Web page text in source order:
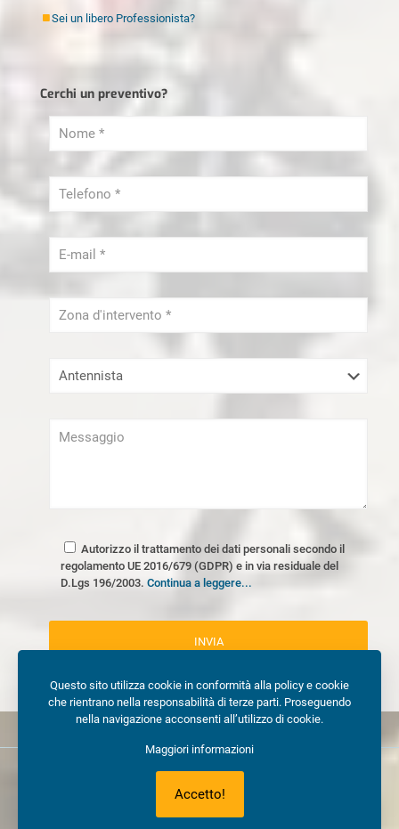
Imbianchino Milano
Ristrutturazioni Milano
Sgombero Milano
Tapparellista Milano
Sei un libero Professionista?
Cerchi un preventivo?
Autorizzo il trattamento dei dati personali secondo il
regolamento UE 2016/679 (GDPR) e in via residuale del
D.Lgs 196/2003. Continua a leggere...
Agenzia web Milano
Questo sito utilizza cookie in conformità alla policy e cookie
che rientrano nella responsabilità di terze parti. Proseguendo
nella navigazione acconsenti all’utilizzo di cookie.
Maggiori informazioni
Accetto!